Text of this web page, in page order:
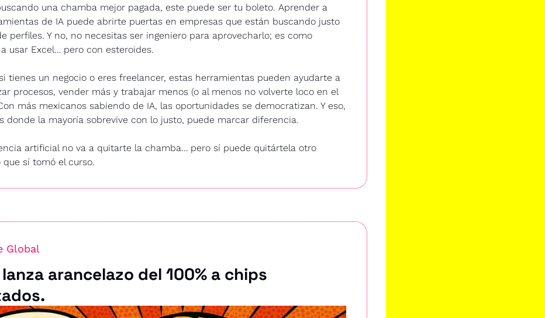
una chamba mejor pagada, este puede ser tu boleto. Aprender a
de IA puede abrirte puertas en empresas que están buscando justo
perfiles. Y no, no necesitas ser ingeniero para aprovecharlo; es como
usar Excel… pero con esteroides.
tienes un negocio o eres freelancer, estas herramientas pueden ayudarte a
procesos, vender más y trabajar menos (o al menos no volverte loco en el
más mexicanos sabiendo de IA, las oportunidades se democratizan. Y eso,
donde la mayoría sobrevive con lo justo, puede marcar diferencia.
artificial no va a quitarte la chamba… pero sí puede quitártela otro
que sí tomó el curso.
Global
arancelazo del 100% a chips